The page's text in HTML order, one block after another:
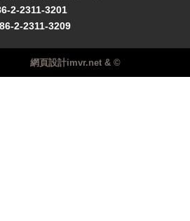
2-2311-3201
2-2311-3209
網頁設計imvr.net & ©